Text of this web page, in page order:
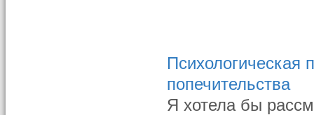
попечительства
Я хотела бы